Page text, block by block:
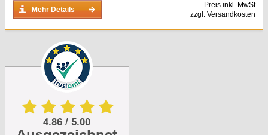
Mehr Details
Preis inkl. MwSt
zzgl. Versandkosten